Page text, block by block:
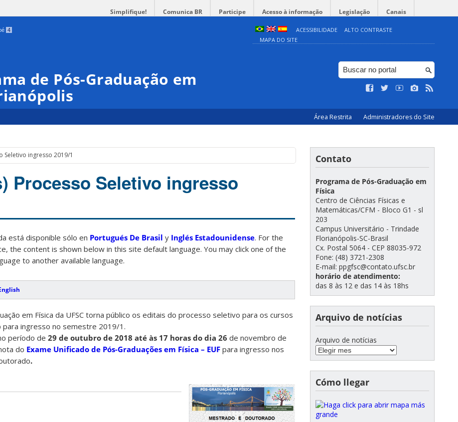
Simplifique! Comunica BR Participe Acesso à informação Legislação Canais
4 ACESSIBILIDADE
ALTO CONTRASTE
MAPA DO SITE
de Pós-Graduação em
Área Restrita Administradores do Site
Seletivo ingresso 2019/1
Processo Seletivo ingresso
está disponible sólo en Portugués De Brasil y Inglés Estadounidense. For the
the content is shown below in this site default language. You may click one of the
to another available language.
em Física da UFSC torna público os editais do processo seletivo para os cursos
ingresso no semestre 2019/1.
período de 29 de outubro de 2018 até às 17 horas do dia 26 de novembro de
do Exame Unificado de Pós-Graduações em Física – EUF para ingresso nos
.
Contato
Programa de Pós-Graduação em
Física
Centro de Ciências Físicas e
Matemáticas/CFM - Bloco G1 - sl
203
Campus Universitário - Trindade
Florianópolis-SC-Brasil
Cx. Postal 5064 - CEP 88035-972
Fone: (48) 3721-2308
E-mail: ppgfsc@contato.ufsc.br
horário de atendimento:
das 8 às 12 e das 14 às 18hs
Arquivo de notícias
Arquivo de notícias
Cómo llegar